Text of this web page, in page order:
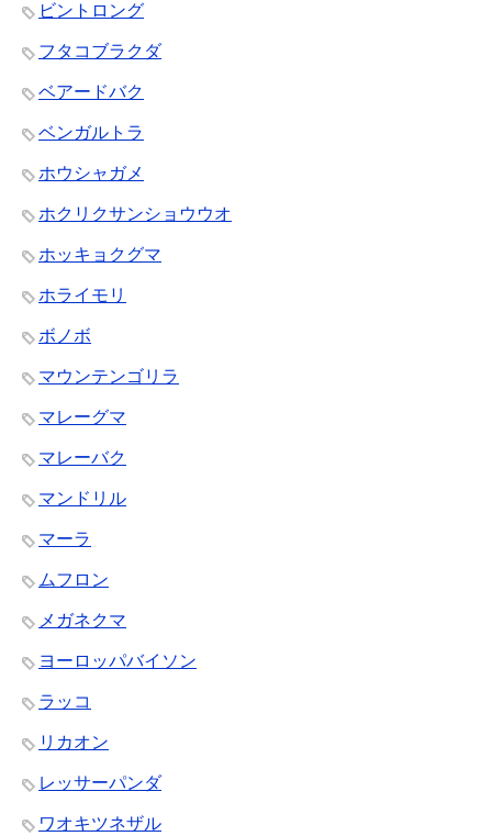
ビントロング
フタコブラクダ
ベアードバク
ベンガルトラ
ホウシャガメ
ホクリクサンショウウオ
ホッキョクグマ
ホライモリ
ボノボ
マウンテンゴリラ
マレーグマ
マレーバク
マンドリル
マーラ
ムフロン
メガネクマ
ヨーロッパバイソン
ラッコ
リカオン
レッサーパンダ
ワオキツネザル